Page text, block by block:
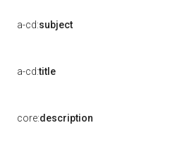
a-cd:subject
a-cd:title
core:description